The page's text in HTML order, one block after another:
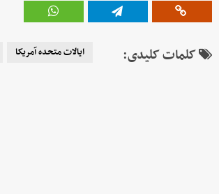
کلمات کلیدی: ایالات متحده آمریکا